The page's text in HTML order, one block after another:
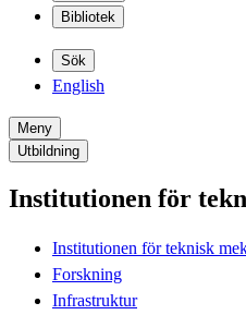
Bibliotek
Sök
English
Meny
Utbildning
Institutionen för
Institutionen för teknisk
Forskning
Infrastruktur